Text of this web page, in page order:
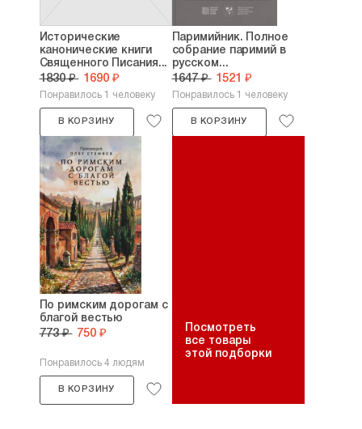
Исторические
канонические книги
Священного Писания...
1830 ₽ 1690 ₽
Понравилось 1 человеку
В КОРЗИНУ
Паримийник. Полное
собрание паримий в
русском...
1647 ₽ 1521 ₽
Понравилось 1 человеку
В КОРЗИНУ
По римским дорогам с
благой вестью
773 ₽ 750 ₽
Понравилось 4 людям
В КОРЗИНУ
Посмотреть
все товары
этой подборки